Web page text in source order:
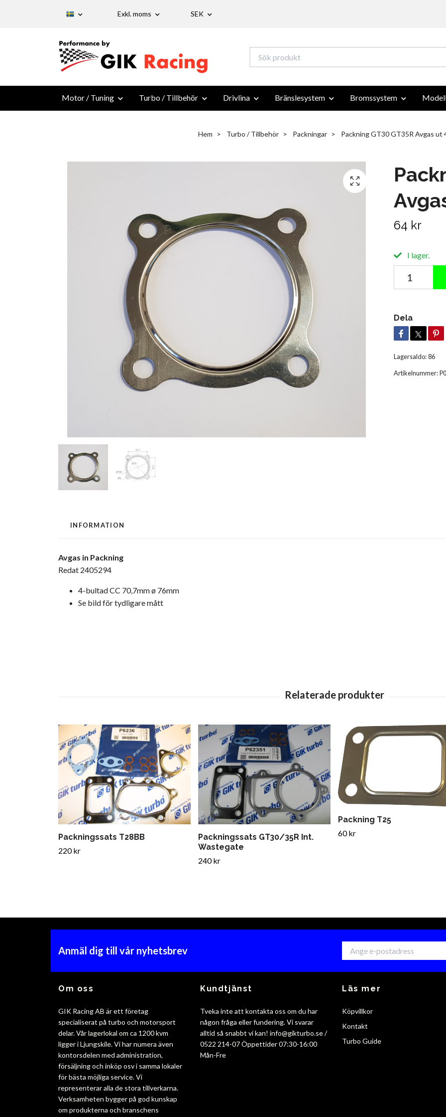
Exkl. moms SEK
Motor / Tuning Turbo / Tillbehör Drivlina Bränslesystem Bromssystem
Hem Turbo / Tillbehör Packningar Packning GT30 GT35R Avgas ut
64 kr
I lager.
Dela
Lagersaldo:86
Artikelnummer:
INFORMATION
Avgas in Packning
Redat 2405294
4-bultad CC 70,7mm ø 76mm
Se bild för tydligare mått
Packningssats T28BB
220 kr
Packningssats GT30/35R Int.
Wastegate
240 kr
Packning T25
60 kr
Anmäl dig till vår nyhetsbrev
Om oss
GIK Racing AB är ett företag
specialiserat på turbo och motorsport
delar. Vår lagerlokal om ca 1200 kvm
ligger i Ljungskile. Vi har numera även
kontorsdelen med administration,
försäljning och inköp osv i samma lokaler
för bästa möjliga service. Vi
representerar alla de stora tillverkarna.
Verksamheten bygger på god kunskap
om produkterna och branschens
Kundtjänst
Tveka inte att kontakta oss om du har
någon fråga eller fundering. Vi svarar
alltid så snabbt vi kan! info@gikturbo.se/
0522 214-07 Öppettider 07:30-16:00
Mån-Fre
Läs mer
Köpvillkor
Kontakt
Turbo Guide